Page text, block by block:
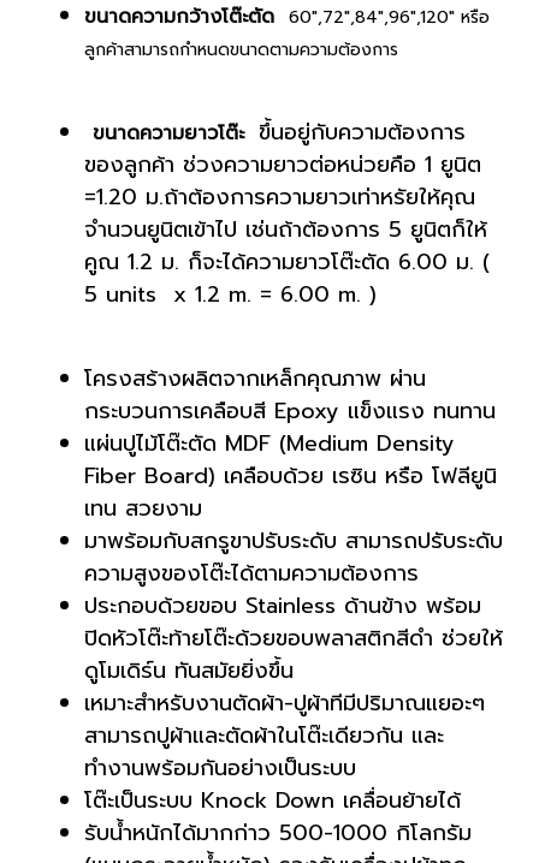
ขนาดความกว้างโต๊ะตัด 60",72",84",96",120" หรือ
ลูกค้าสามารถกำหนดขนาดตามความต้องการ
ขนาดความยาวโต๊ะ ขึ้นอยู่กับความต้องการ
ของลูกค้า ช่วงความยาวต่อหน่วยคือ 1 ยูนิต
=1.20 ม.ถ้าต้องการความยาวเท่าหรัยให้คุณ
จำนวนยูนิตเข้าไป เช่นถ้าต้องการ 5 ยูนิตก็ให้
คูณ 1.2 ม. ก็จะได้ความยาวโต๊ะตัด 6.00 ม. (
5 units x 1.2 m. = 6.00 m. )
โครงสร้างผลิตจากเหล็กคุณภาพ ผ่าน
กระบวนการเคลือบสี Epoxy แข็งแรง ทนทาน
แผ่นปูไม้โต๊ะตัด MDF (Medium Density
Fiber Board) เคลือบด้วย เรซิน หรือ โฟลียูนิ
เทน สวยงาม
มาพร้อมกับสกรูขาปรับระดับ สามารถปรับระดับ
ความสูงของโต๊ะได้ตามความต้องการ
ประกอบด้วยขอบ Stainless ด้านข้าง พร้อม
ปิดหัวโต๊ะท้ายโต๊ะด้วยขอบพลาสติกสีดำ ช่วยให้
ดูโมเดิร์น ทันสมัยยิ่งขึ้น
เหมาะสำหรับงานตัดผ้า-ปูผ้าทีมีปริมาณแยอะๆ
สามารถปูผ้าและตัดผ้าในโต๊ะเดียวกัน และ
ทำงานพร้อมกันอย่างเป็นระบบ
โต๊ะเป็นระบบ Knock Down เคลื่อนย้ายได้
รับน้ำหนักได้มากก่าว 500-1000 กิโลกรัม